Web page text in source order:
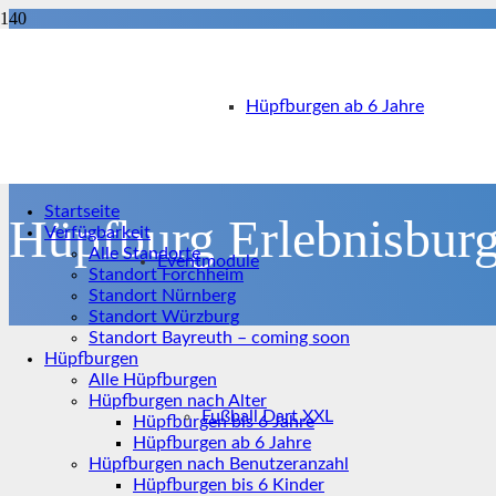
Hüpfburgen ab 6 Jahre
Eventmodule
Fußball Dart XXL
Startseite
Verfügbarkeit
Alle Standorte
Standort Forchheim
Standort Nürnberg
Standort Würzburg
Standort Bayreuth – coming soon
Hüpfburgen
Alle Hüpfburgen
Hüpfburgen nach Alter
Hüpfburgen bis 6 Jahre
Hüpfburgen ab 6 Jahre
Hüpfburgen nach Benutzeranzahl
Hüpfburgen bis 6 Kinder
Hüpfburg